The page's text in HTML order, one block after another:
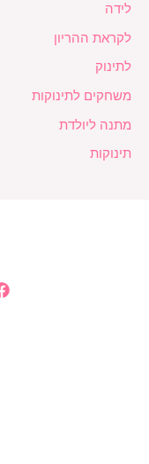
לידה
לקראת ההריון
לתינוק
משחקים לתינוקות
מתנה ליולדת
תינוקות